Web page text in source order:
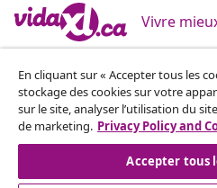
Vivre
Modes de paiement pris en
Inscrivez-vous à notre
En cliquant sur « Accepter tous les
stockage des cookies sur votre
sur le site, analyser l’utilisation du
de marketing. Privacy Policy and
Accepter tous